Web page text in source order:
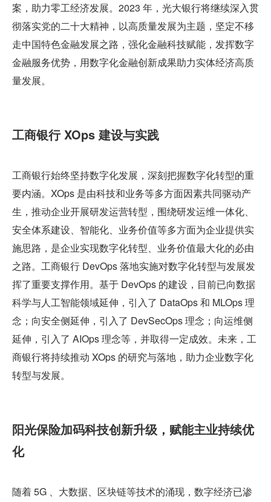
案，助力零工经济发展。2023 年，光大银行将继续深入贯
彻落实党的二十大精神，以高质量发展为主题，坚定不移
走中国特色金融发展之路，强化金融科技赋能，发挥数字
金融服务优势，用数字化金融创新成果助力实体经济高质
量发展。
工商银行 XOps 建设与实践
工商银行始终坚持数字化发展，深刻把握数字化转型的重
要内涵。XOps 是由科技和业务等多方面因素共同驱动产
生，推动企业开展研发运营转型，围绕研发运维一体化、
安全体系建设、智能化、业务价值等多方面为企业提供实
施思路，是企业实现数字化转型、业务价值最大化的必由
之路。工商银行 DevOps 落地实施对数字化转型与发展发
挥了重要支撑作用。基于 DevOps 的建设，目前已向数据
科学与人工智能领域延伸，引入了 DataOps 和 MLOps 理
念；向安全侧延伸，引入了 DevSecOps 理念；向运维侧
延伸，引入了 AIOps 理念等，并取得一定成效。未来，工
商银行将持续推动 XOps 的研究与落地，助力企业数字化
转型与发展。
阳光保险加码科技创新升级，赋能主业持续优
化
随着 5G 、大数据、区块链等技术的涌现，数字经济已渗